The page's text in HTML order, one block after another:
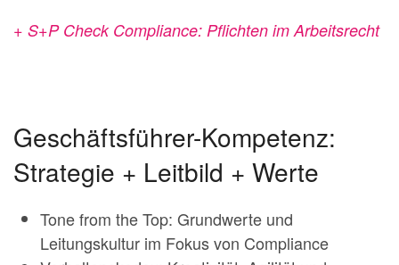
+ S+P Check Compliance: Pflichten im Arbeitsrecht
Geschäftsführer-Kompetenz:
Strategie + Leitbild + Werte
Tone from the Top: Grundwerte und
Leitungskultur im Fokus von Compliance